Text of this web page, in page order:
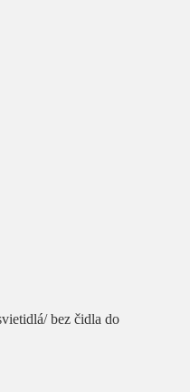
bez čidla do